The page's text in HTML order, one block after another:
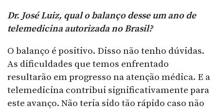
Dr. José Luiz, qual o balanço desse um ano de
telemedicina autorizada no Brasil?
O balanço é positivo. Disso não tenho dúvidas.
As dificuldades que temos enfrentado
resultarão em progresso na atenção médica. E a
telemedicina contribui significativamente para
este avanço. Não teria sido tão rápido caso não